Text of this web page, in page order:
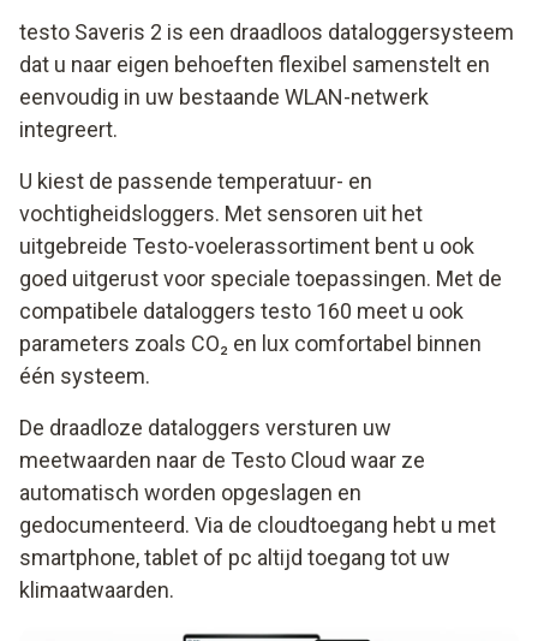
testo Saveris 2 is een draadloos dataloggersysteem
dat u naar eigen behoeften flexibel samenstelt en
eenvoudig in uw bestaande WLAN-netwerk
integreert.
U kiest de passende temperatuur- en
vochtigheidsloggers. Met sensoren uit het
uitgebreide Testo-voelerassortiment bent u ook
goed uitgerust voor speciale toepassingen. Met de
compatibele dataloggers testo 160 meet u ook
parameters zoals CO₂ en lux comfortabel binnen
één systeem.
De draadloze dataloggers versturen uw
meetwaarden naar de Testo Cloud waar ze
automatisch worden opgeslagen en
gedocumenteerd. Via de cloudtoegang hebt u met
smartphone, tablet of pc altijd toegang tot uw
klimaatwaarden.